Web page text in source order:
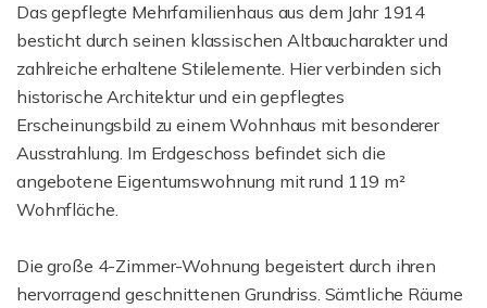
Das gepflegte Mehrfamilienhaus aus dem Jahr 1914
besticht durch seinen klassischen Altbaucharakter und
zahlreiche erhaltene Stilelemente. Hier verbinden sich
historische Architektur und ein gepflegtes
Erscheinungsbild zu einem Wohnhaus mit besonderer
Ausstrahlung. Im Erdgeschoss befindet sich die
angebotene Eigentumswohnung mit rund 119 m²
Wohnfläche.
Die große 4-Zimmer-Wohnung begeistert durch ihren
hervorragend geschnittenen Grundriss. Sämtliche Räume